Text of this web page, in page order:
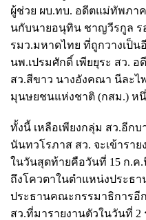
ผู้ช่วย ผบ.ทบ. อดีตแม่ทัพภา
นกับนายอนุทิน ชาญวีรกูล ร
รมว.มหาดไทย ที่ถูกวางเป็
นพ.เปรมศักดิ์ เพียยุระ สว.
สว.สีขาว นางอังคณา นีละไ
มุนษยชนแห่งชาติ (กสม.) ห
ทั้งนี้ เหลือเพียงกลุ่ม สว.อีก
นันทวโรภาส สว. จะเข้ารา
ในวันสุดท้ายคือวันที่ 15 ก.ค
ถึงโควตาในตำแหน่งประธ
ประธานคณะกรรมาธิการอี
สว.ที่มารายงานตัวในวันที่ 2